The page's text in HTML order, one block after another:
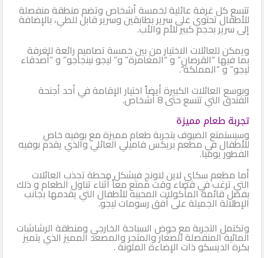
تتسع كل غرفة عائلية لخمسة أشخاص وتضم منطقة منفصلة
للأطفال تحتوي على سرير بطابقين وسرير قابل للطي، بالإضافة
إلى سرير بحجم كبير للأم والأب.
ويمكن للعائلات الاختيار من بين خمسة تصاميم رائعة للغرفة
بما فيها “القرصان” و “المغامرة” و” ليجو نينجاجو” و “أصدقاء
ليجو” و “المملكة”.
وبوسع العائلات الكبيرة أيضاً اختيار الإقامة في أحد أجنحة
الفندق التي تتسع حتى 8 أشخاص.
تجربة طعام مميزة
وسيستمتع الضيوف بتجربة طعام مميزة مع بوفيه خاص
للأطفال في مطعم بريكس فاميلي العائلي والذي يقدم بوفيه
الفطور يوميا.
أما مطعم سكاي لاين لاونج فيشكل محطة تجذب العائلات
التي ترغب في قضاء وقت ممتع معاً أثناء تناول الطعام و ذلك
بفضل قائمة المأكولات المحببه للأطفال التي يقدمها بجانب
الإطلالة الجميلة على أفق رسومات ليجو.
وتكتمل التجربة مع حوض السباحة الخارجي ومنطقة الرشاشات
المائية المنفصلة للصغار والمتجر والمصعد المميز الذي يتميز
بكرة الديسكو ذات الإضاءة الملونة .